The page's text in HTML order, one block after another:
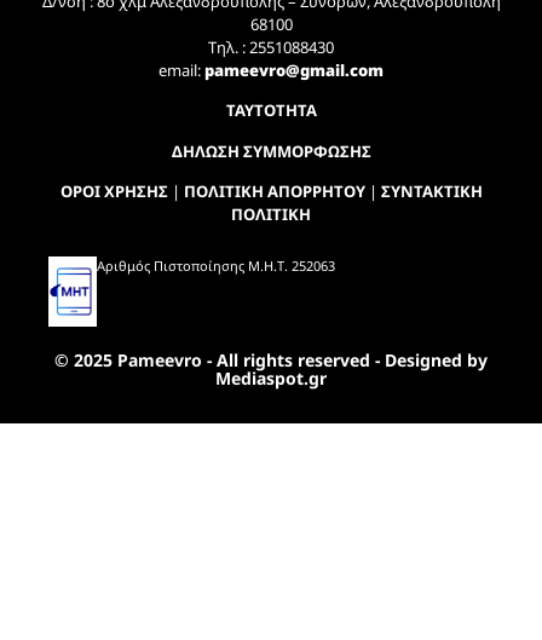
68100
Τηλ. : 2551088430
email:pameevro@gmail.com
ΤΑΥΤΟΤΗΤΑ
ΔΗΛΩΣΗ ΣΥΜΜΟΡΦΩΣΗΣ
ΟΡΟΙ ΧΡΗΣΗΣ| ΠΟΛΙΤΙΚΗ ΑΠΟΡΡΗΤΟΥ| ΣΥΝΤΑΚΤΙΚΗ
ΠΟΛΙΤΙΚΗ
Αριθμός Πιστοποίησης Μ.Η.Τ. 252063
© 2025 Pameevro - All rights reserved - Designed by
Mediaspot.gr